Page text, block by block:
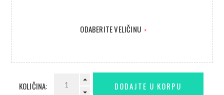
ODABERITE VELIČINU *
KOLIČINA: